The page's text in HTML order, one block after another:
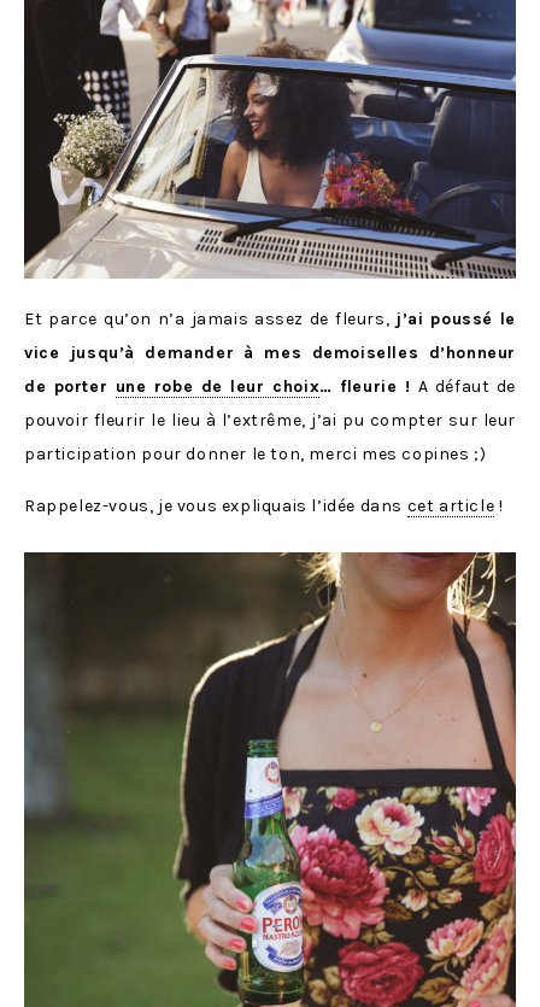
Et parce qu’on n’a jamais assez de fleurs, j’ai poussé le
vice jusqu’à demander à mes demoiselles d’honneur
de porter une robe de leur choix… fleurie ! A défaut de
pouvoir fleurir le lieu à l’extrême, j’ai pu compter sur leur
participation pour donner le ton, merci mes copines ;)
Rappelez-vous, je vous expliquais l’idée dans cet article !